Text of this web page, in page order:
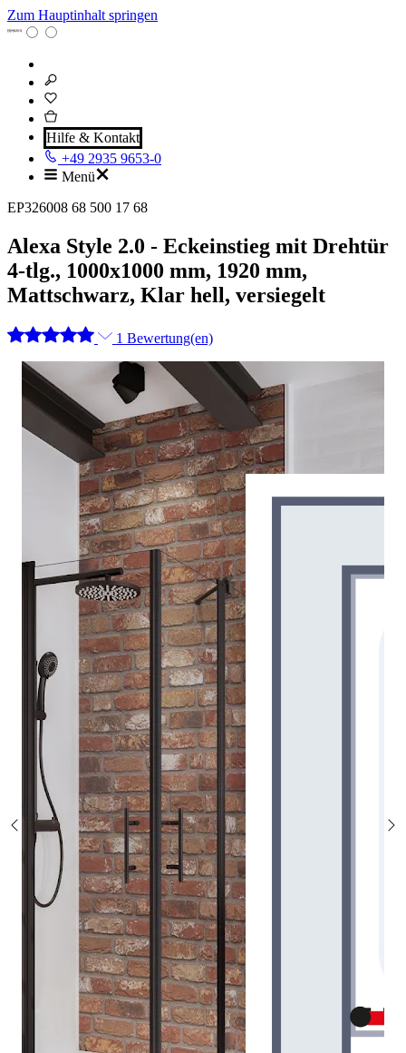
Zum Hauptinhalt springen
Hilfe & Kontakt
+49 2935 9653-0
Menü
EP326008 68 500 17 68
Alexa Style 2.0 - Eckeinstieg mit Drehtür
4-tlg., 1000x1000 mm, 1920 mm,
Mattschwarz, Klar hell, versiegelt
1 Bewertung(en)